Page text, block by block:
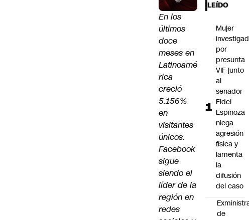
En los
últimos
doce
meses en
Latinoamé
rica
creció
5.156%
en
visitantes
únicos.
Facebook
sigue
siendo el
líder de la
región en
redes
LEÍDO
Mujer
por
presunta
VIF junto
al
senador
Fidel
Espinoza
niega
agresión
física y
lamenta
la
difusión
del caso
de